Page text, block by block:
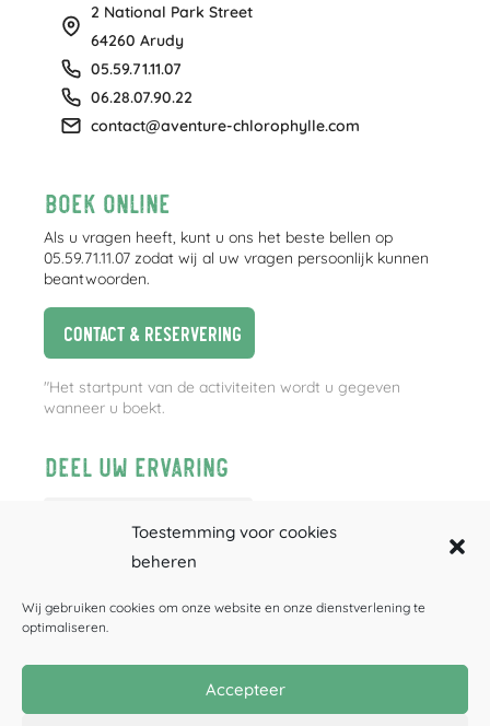
Toestemming voor cookies
beheren
Wij gebruiken cookies om onze website en onze dienstverlening te
optimaliseren.
Accepteer
2 National Park Street
64260 Arudy
05.59.71.11.07
06.28.07.90.22
contact@aventure-chlorophylle.com
Boek online
Als u vragen heeft, kunt u ons het beste bellen op
05.59.71.11.07 zodat wij al uw vragen persoonlijk kunnen
beantwoorden.
Contact & reservering
"Het startpunt van de activiteiten wordt u gegeven
wanneer u boekt.
Deel uw ervaring